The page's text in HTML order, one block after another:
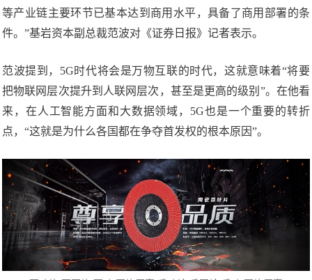
等产业链主要环节已基本达到商用水平，具备了商用部署的条
件。”基岩资本副总裁范波对《证券日报》记者表示。
范波提到，5G时代将会是万物互联的时代，这就意味着“将要
把物联网层次提升到人联网层次，甚至是更高的级别”。在他看
来，在人工智能方面和大数据领域，5G也是一个重要的转折
点，“这就是为什么各国都在争夺首发权的根本原因”。